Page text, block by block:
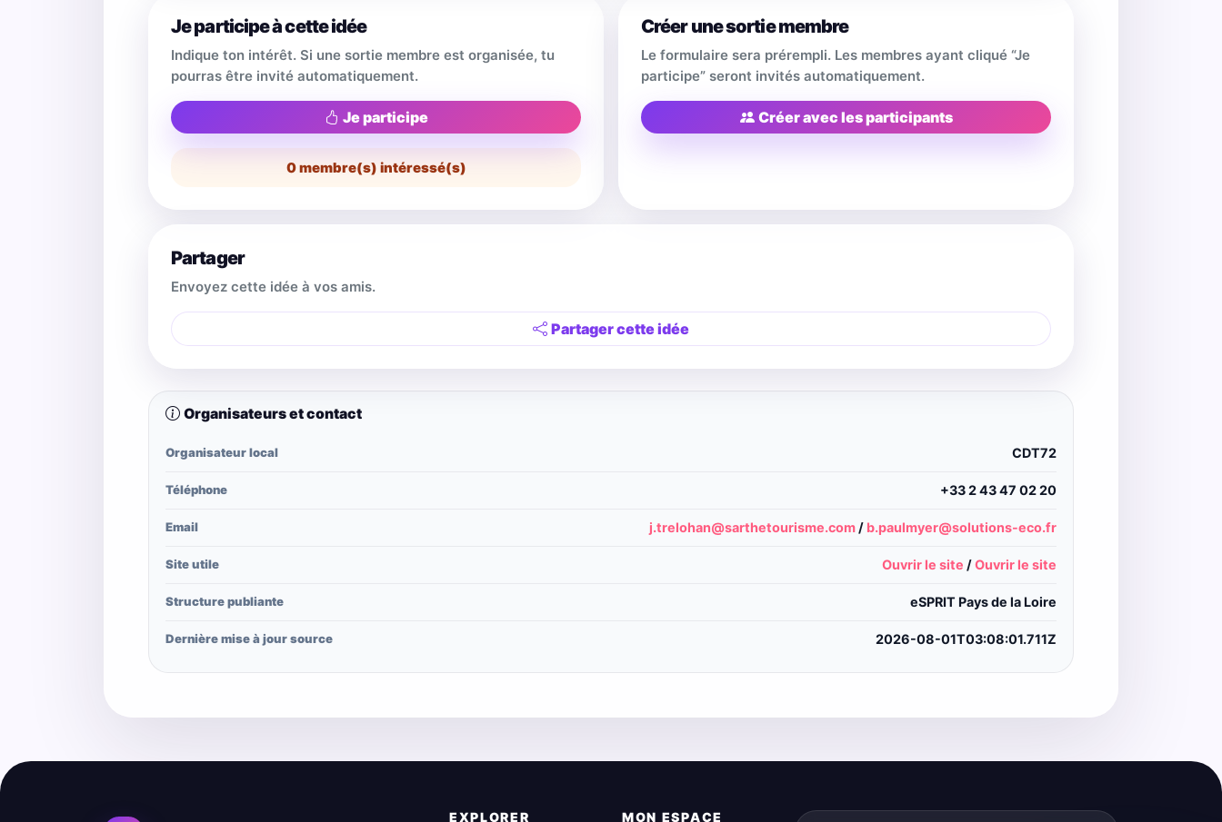
Je participe à cette idée
Indique ton intérêt. Si une sortie membre est organisée, tu
pourras être invité automatiquement.
Je participe
0membre(s) intéressé(s)
Créer une sortie membre
Le formulaire sera prérempli. Les membres ayant cliqué “Je
participe” seront invités automatiquement.
Créer avec les participants
Partager
Envoyez cette idée à vos amis.
Partager cette idée
Organisateurs et contact
Organisateur local CDT72
Téléphone +33 2 43 47 02 20
Email j.trelohan@sarthetourisme.com / b.paulmyer@solutions-eco.fr
Site utile Ouvrir le site /Ouvrir le site
Structure publiante eSPRIT Pays de la Loire
Dernière mise à jour source 2026-08-01T03:08:01.711Z
EXPLORER MON ESPACE